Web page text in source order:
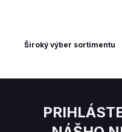
Široký výber sortimentu